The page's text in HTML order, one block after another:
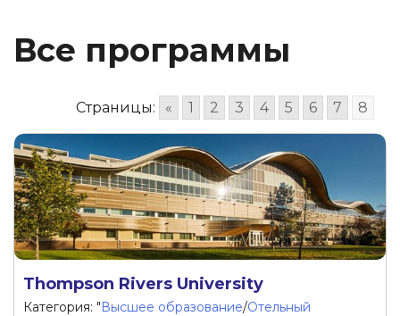
Все программы
Страницы: « 1 2 3 4 5 6 7 8
Thompson Rivers University
Категория: "Высшее образование/Отельный